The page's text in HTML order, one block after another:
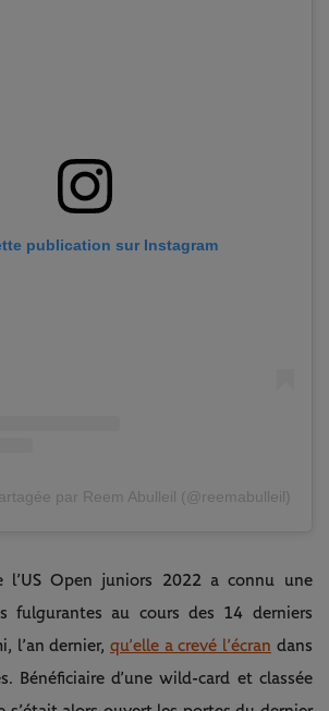
publication sur Instagram
par Reem Abulleil (@reemabulleil)
l’US Open juniors 2022 a connu une
fulgurantes au cours des 14 derniers
l’an dernier, qu’elle a crevé l’écran dans
Bénéficiaire d’une wild-card et classée